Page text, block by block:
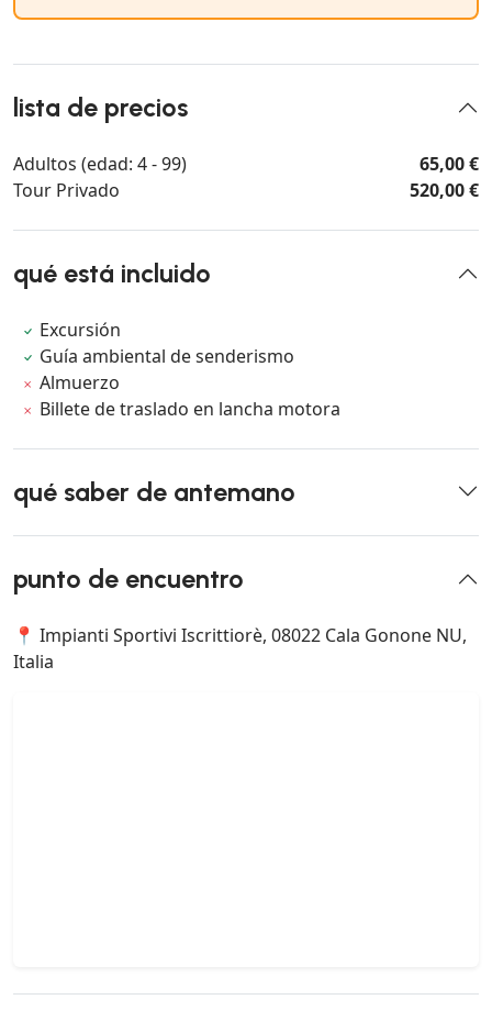
lista de precios
Adultos (edad: 4 - 99)
65,00 €
Tour Privado
520,00 €
qué está incluido
Excursión
Guía ambiental de senderismo
Almuerzo
Billete de traslado en lancha motora
qué saber de antemano
punto de encuentro
📍 Impianti Sportivi Iscrittiorè, 08022 Cala Gonone NU,
Italia